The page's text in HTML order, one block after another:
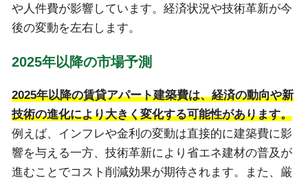
や人件費が影響しています。経済状況や技術革新が今
後の変動を左右します。
2025年以降の市場予測
2025年以降の賃貸アパート建築費は、経済の動向や新
技術の進化により大きく変化する可能性があります。
例えば、インフレや金利の変動は直接的に建築費に影
響を与える一方、技術革新により省エネ建材の普及が
進むことでコスト削減効果が期待されます。また、厳